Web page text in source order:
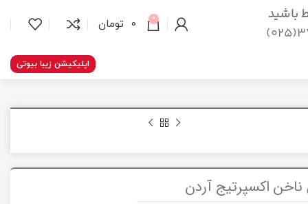
باشید
0
0 تومان
اپلیکیشن زیبا بیوتی
اکسپرتیج آردن